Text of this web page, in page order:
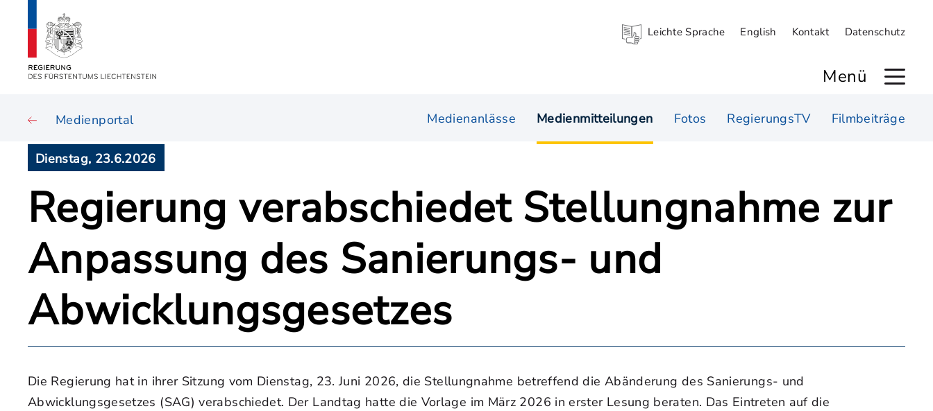
Leichte Sprache English Kontakt Datenschutz
Menü
Medienportal Medienanlässe Medienmitteilungen Fotos RegierungsTV Filmbeiträge
Dienstag, 23.6.2026
Regierung verabschiedet Stellungnahme zur
Anpassung des Sanierungs- und
Abwicklungsgesetzes
Die Regierung hat in ihrer Sitzung vom Dienstag, 23. Juni 2026, die Stellungnahme betreffend die Abänderung des Sanierungs- und
Abwicklungsgesetzes (SAG) verabschiedet. Der Landtag hatte die Vorlage im März 2026 in erster Lesung beraten. Das Eintreten auf die